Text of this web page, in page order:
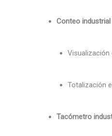
Conteo
Totalización
Tacómetro